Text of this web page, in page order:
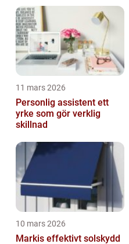
11 mars 2026
Personlig assistent ett
yrke som gör verklig
skillnad
10 mars 2026
Markis effektivt solskydd